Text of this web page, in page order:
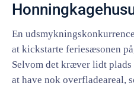
En
at kickstarte feriesæsonen
Selvom det kræver lidt
at have nok overfladeareal,